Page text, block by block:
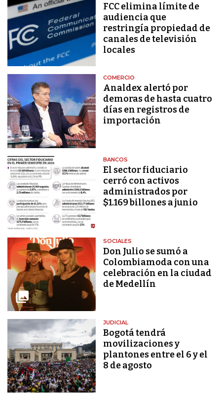
FCC elimina límite de
audiencia que
restringía propiedad de
canales de televisión
locales
COMERCIO
Analdex alertó por
demoras de hasta cuatro
días en registros de
importación
BANCOS
El sector fiduciario
cerró con activos
administrados por
$1.169 billones a junio
SOCIALES
Don Julio se sumó a
Colombiamoda con una
celebración en la ciudad
de Medellín
JUDICIAL
Bogotá tendrá
movilizaciones y
plantones entre el 6 y el
8 de agosto